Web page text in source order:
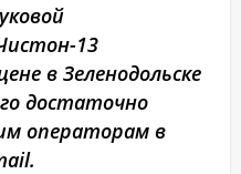
13
в Зеленодольске
достаточно
операторам в